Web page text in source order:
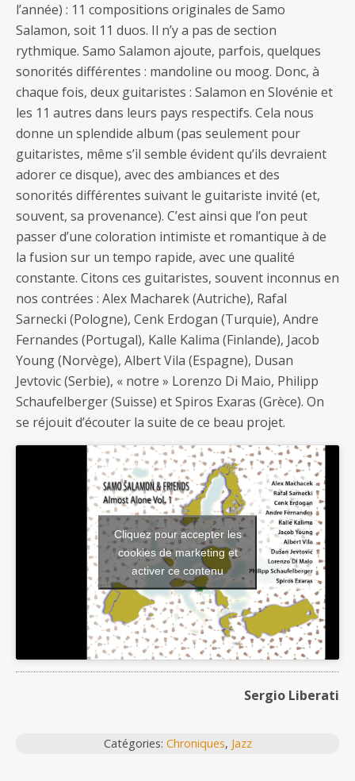
l’année) : 11 compositions originales de Samo
Salamon, soit 11 duos. Il n’y a pas de section
rythmique. Samo Salamon ajoute, parfois, quelques
sonorités différentes : mandoline ou moog. Donc, à
chaque fois, deux guitaristes : Salamon en Slovénie et
les 11 autres dans leurs pays respectifs. Cela nous
donne un splendide album (pas seulement pour
guitaristes, même s’il semble évident qu’ils devraient
adorer ce disque), avec des ambiances et des
sonorités différentes suivant le guitariste invité (et,
souvent, sa provenance). C’est ainsi que l’on peut
passer d’une coloration intimiste et romantique à de
la fusion sur un tempo rapide, avec une qualité
constante. Citons ces guitaristes, souvent inconnus en
nos contrées : Alex Macharek (Autriche), Rafal
Sarnecki (Pologne), Cenk Erdogan (Turquie), Andre
Fernandes (Portugal), Kalle Kalima (Finlande), Jacob
Young (Norvège), Albert Vila (Espagne), Dusan
Jevtovic (Serbie), « notre » Lorenzo Di Maio, Philipp
Schaufelberger (Suisse) et Spiros Exaras (Grèce). On
se réjouit d’écouter la suite de ce beau projet.
Cliquez pour accepter les
cookies de marketing et
activer ce contenu
Sergio Liberati
Catégories: Chroniques, Jazz